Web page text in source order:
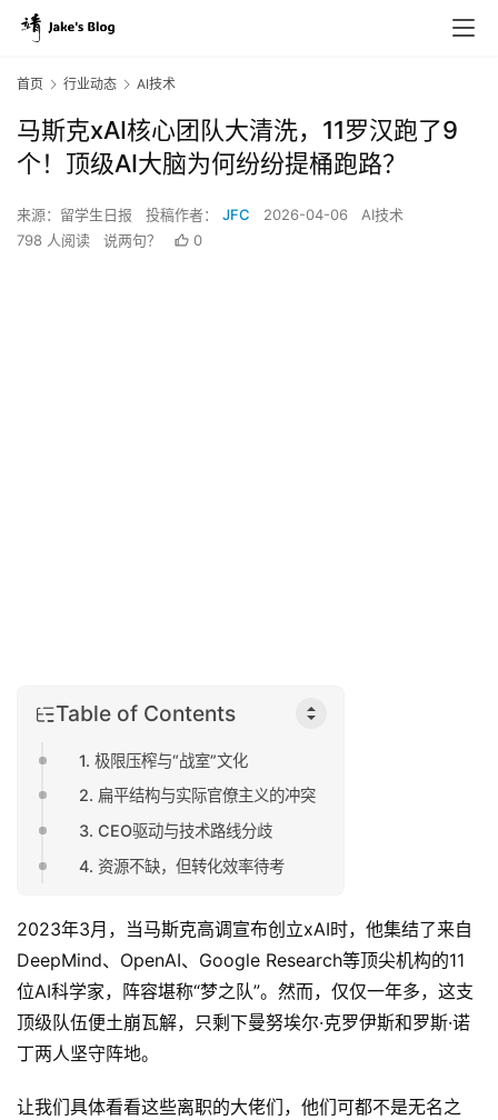
首页 行业动态 AI技术
马斯克xAI核心团队大清洗，11罗汉跑了9
个！顶级AI大脑为何纷纷提桶跑路？
来源：留学生日报 投稿作者： JFC 2026-04-06
AI技术
798 人阅读
说两句？ 0
Table of Contents
1. 极限压榨与“战室”文化
2. 扁平结构与实际官僚主义的冲突
3. CEO驱动与技术路线分歧
4. 资源不缺，但转化效率待考
2023年3月，当马斯克高调宣布创立xAI时，他集结了来自
DeepMind、OpenAI、Google Research等顶尖机构的11
位AI科学家，阵容堪称“梦之队”。然而，仅仅一年多，这支
顶级队伍便土崩瓦解，只剩下曼努埃尔·克罗伊斯和罗斯·诺
丁两人坚守阵地。
让我们具体看看这些离职的大佬们，他们可都不是无名之